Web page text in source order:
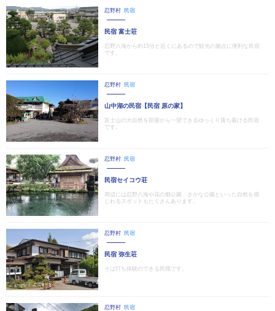
忍野村 民宿
民宿 富士荘
忍野八海から約15分と近くにあるので観光の拠点に便利な民宿
です。
忍野村 民宿
山中湖の民宿【民宿 原の家】
富士山の大自然を部屋から一望できるゆっくり落ち着ける民宿
です。
忍野村 民宿
民宿セイコウ荘
周辺には忍野八海や花の都公園、さかな公園といった自然を感
じれるスポットもたくさんあります。
忍野村 民宿
民宿 弥生荘
そば打ち体験のできる民職です。
忍野村 民宿